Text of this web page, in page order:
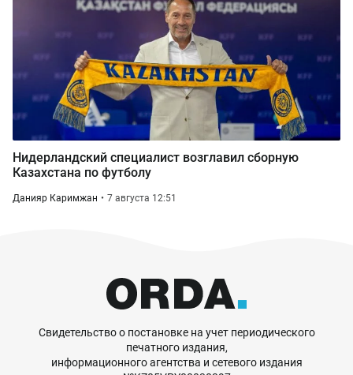
Нидерландский специалист возглавил сборную
Казахстана по футболу
Данияр Каримжан 7 августа 12:51
Свидетельство о постановке на учет периодического
печатного издания,
информационного агентства и сетевого издания